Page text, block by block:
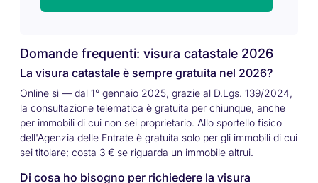
Domande frequenti: visura catastale 2026
La visura catastale è sempre gratuita nel 2026?
Online sì — dal 1° gennaio 2025, grazie al D.Lgs. 139/2024,
la consultazione telematica è gratuita per chiunque, anche
per immobili di cui non sei proprietario. Allo sportello fisico
dell'Agenzia delle Entrate è gratuita solo per gli immobili di cui
sei titolare; costa 3 € se riguarda un immobile altrui.
Di cosa ho bisogno per richiedere la visura